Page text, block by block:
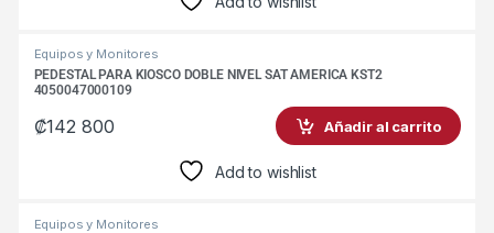
Equipos y Monitores
PEDESTAL PARA KIOSCO DOBLE NIVEL SAT AMERICA KST2
4050047000109
₡142 800 Añadir al carrito
Add to wishlist
Equipos y Monitores